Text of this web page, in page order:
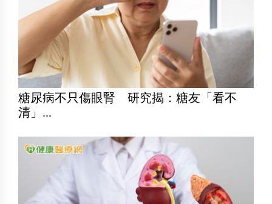
糖尿病不只傷眼腎 研究揭：糖友「看不
清」...